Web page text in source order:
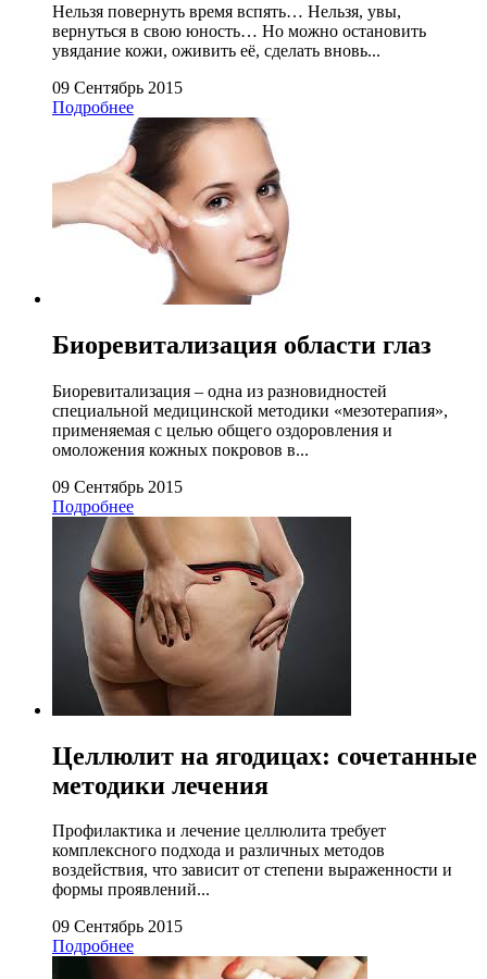
Нельзя повернуть время вспять… Нельзя, увы,
вернуться в свою юность… Но можно остановить
увядание кожи, оживить её, сделать вновь...
09 Сентябрь 2015
Подробнее
Биоревитализация области глаз
Биоревитализация – одна из разновидностей
специальной медицинской методики «мезотерапия»,
применяемая с целью общего оздоровления и
омоложения кожных покровов в...
09 Сентябрь 2015
Подробнее
Целлюлит на ягодицах: сочетанные
методики лечения
Профилактика и лечение целлюлита требует
комплексного подхода и различных методов
воздействия, что зависит от степени выраженности и
формы проявлений...
09 Сентябрь 2015
Подробнее